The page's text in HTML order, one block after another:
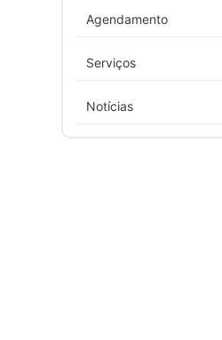
Agendamento
Serviços
Notícias